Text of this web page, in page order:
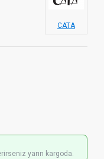
CATA
yarın kargoda.